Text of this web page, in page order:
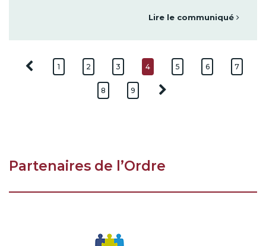
Lire le communiqué
1 2 3 4 5 6 7
8 9
Partenaires de l’Ordre